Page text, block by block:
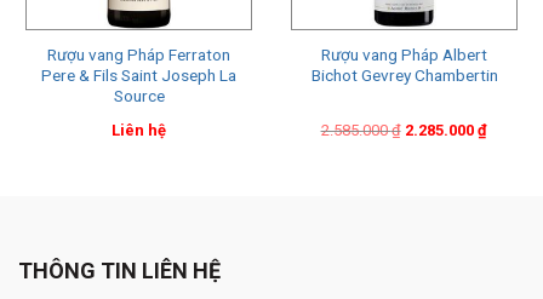
Rượu vang Pháp Ferraton
Pere & Fils Saint Joseph La
Source
Liên hệ
Rượu vang Pháp Albert
Bichot Gevrey Chambertin
2.585.000₫
Original
2.285.000₫
Current
THÔNG TIN LIÊN HỆ